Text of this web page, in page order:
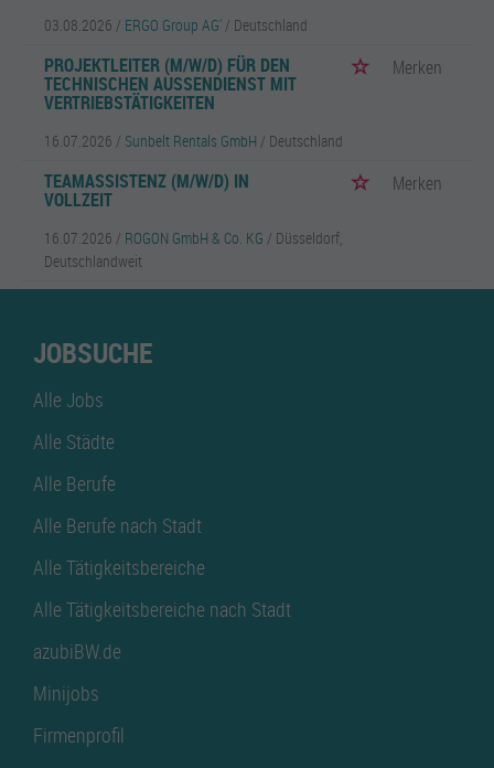
03.08.2026 / ERGO Group AG' / Deutschland
PROJEKTLEITER (M/W/D) FÜR DEN
TECHNISCHEN AUSSENDIENST MIT V
ERTRIEBSTÄTIGKEITEN
Merken
16.07.2026 / Sunbelt Rentals GmbH / Deutschland
TEAMASSISTENZ (M/W/D) IN
VOLLZEIT
Merken
16.07.2026 / ROGON GmbH & Co. KG / Düsseldorf,
Deutschlandweit
JOBSUCHE
Alle Jobs
Alle Städte
Alle Berufe
Alle Berufe nach Stadt
Alle Tätigkeitsbereiche
Alle Tätigkeitsbereiche nach Stadt
azubiBW.de
Minijobs
Firmenprofil